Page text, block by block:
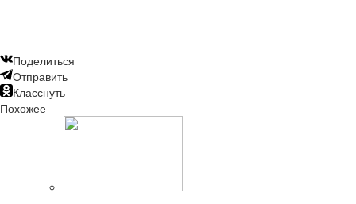
Поделиться
Отправить
Класснуть
Похожее